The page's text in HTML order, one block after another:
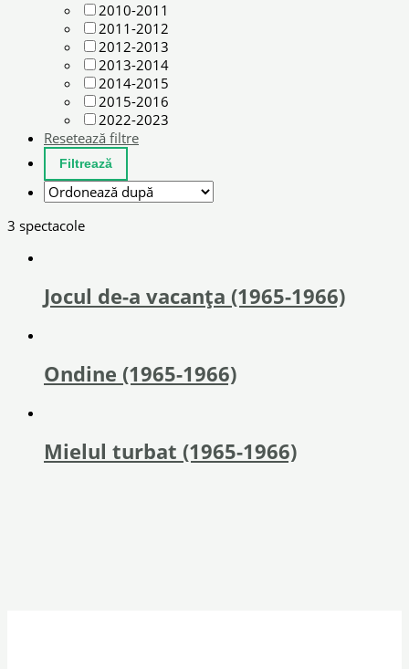
2010-2011
2011-2012
2012-2013
2013-2014
2014-2015
2015-2016
2022-2023
Resetează filtre
3 spectacole
Jocul de-a vacanța (1965-1966)
Ondine (1965-1966)
Mielul turbat (1965-1966)